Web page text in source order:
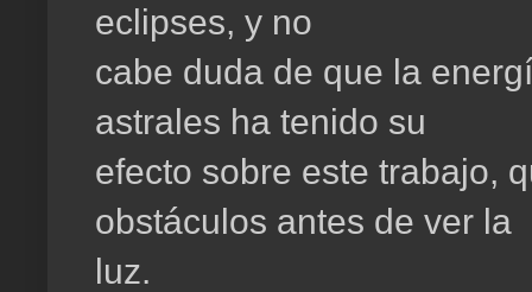
eclipses, y no
cabe duda de que la
astrales ha tenido su
efecto sobre este trabajo,
obstáculos antes de ver la
luz.